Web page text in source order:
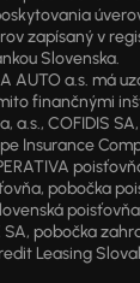
zapísaný v
Slovenska.
AUTO a.s. má
finančnými
a.s., COFIDIS
Insurance
pobočka
poisťovňa,
SA, pobočka
Leasing